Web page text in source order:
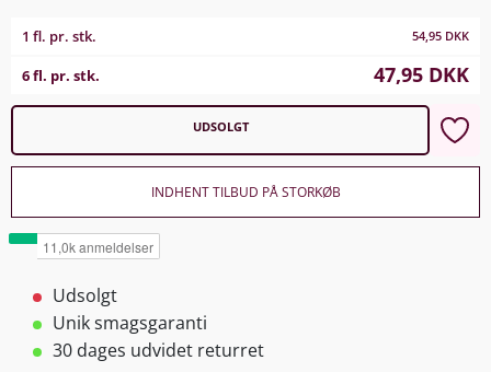
1 fl. pr. stk. 54,95 DKK
6 fl. pr. stk. 47,95 DKK
UDSOLGT
INDHENT TILBUD PÅ STORKØB
Udsolgt
Unik smagsgaranti
30 dages udvidet returret